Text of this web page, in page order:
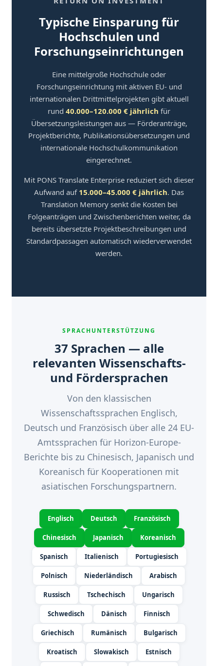
Typische Einsparung für
Hochschulen und
Forschungseinrichtungen
Eine mittelgroße Hochschule oder
Forschungseinrichtung mit aktiven EU- und
internationalen Drittmittelprojekten gibt aktuell
rund 40.000–120.000 € jährlich für
Übersetzungsleistungen aus — Förderanträge,
Projektberichte, Publikationsübersetzungen und
internationale Hochschulkommunikation
eingerechnet.
Mit PONS Translate Enterprise reduziert sich dieser
Aufwand auf 15.000–45.000 € jährlich. Das
Translation Memory senkt die Kosten bei
Folgeanträgen und Zwischenberichten weiter, da
bereits übersetzte Projektbeschreibungen und
Standardpassagen automatisch wiederverwendet
werden.
SPRACHUNTERSTÜTZUNG
37 Sprachen — alle
relevanten Wissenschafts-
und Fördersprachen
Von den klassischen
Wissenschaftssprachen Englisch,
Deutsch und Französisch über alle 24 EU-
Amtssprachen für Horizon-Europe-
Berichte bis zu Chinesisch, Japanisch und
Koreanisch für Kooperationen mit
asiatischen Forschungspartnern.
Englisch Deutsch Französisch
Chinesisch Japanisch Koreanisch
Spanisch Italienisch Portugiesisch
Polnisch Niederländisch Arabisch
Russisch Tschechisch Ungarisch
Schwedisch Dänisch Finnisch
Griechisch Rumänisch Bulgarisch
Kroatisch Slowakisch Estnisch